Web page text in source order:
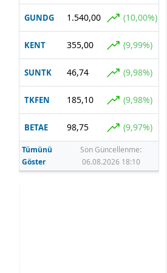
GUNDG 1.540,00 (10,00%)
KENT 355,00 (9,99%)
SUNTK 46,74 (9,98%)
TKFEN 185,10 (9,98%)
BETAE 98,75 (9,97%)
Tümünü
Göster
Son Güncellenme:
06.08.2026 18:10